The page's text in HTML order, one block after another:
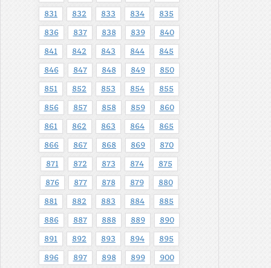
831 832 833 834 835
836 837 838 839 840
841 842 843 844 845
846 847 848 849 850
851 852 853 854 855
856 857 858 859 860
861 862 863 864 865
866 867 868 869 870
871 872 873 874 875
876 877 878 879 880
881 882 883 884 885
886 887 888 889 890
891 892 893 894 895
896 897 898 899 900